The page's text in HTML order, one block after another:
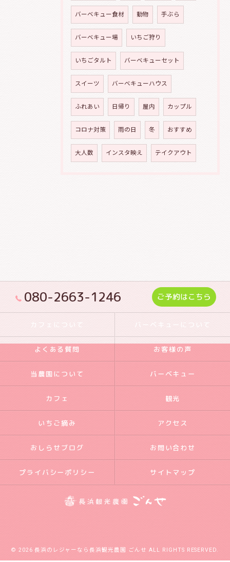
バーベキュー食材 動物 手ぶら
バーベキュー場 いちご狩り
いちごタルト バーベキューセット
スイーツ バーベキューハウス
ふれあい 日帰り 屋内 カップル
コロナ対策 雨の日 冬 おすすめ
大人数 インスタ映え テイクアウト
080-2663-1246 ご予約はこちら
バーベキューについて
よくある質問 お客様の声
当農園について バーベキュー
カフェ 観光
いちご摘み アクセス
おしらせブログ お問い合わせ
プライバシーポリシー サイトマップ
© 2026 長浜のレジャーなら長浜観光農園 ごんせ ALL RIGHTS RESERVED.